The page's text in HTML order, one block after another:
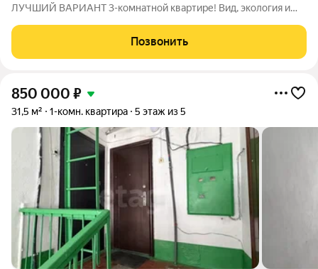
ЛУЧШИЙ ВАРИАНТ 3-комнатной квартире! Вид, экология и
«Республика» продаёт 3-комнатную квартиру в пятиэтажном
панельном доме на 5-ом этаже,
Позвонить
850 000 ₽
31,5 м² 1-комн. квартира 5 этаж из 5